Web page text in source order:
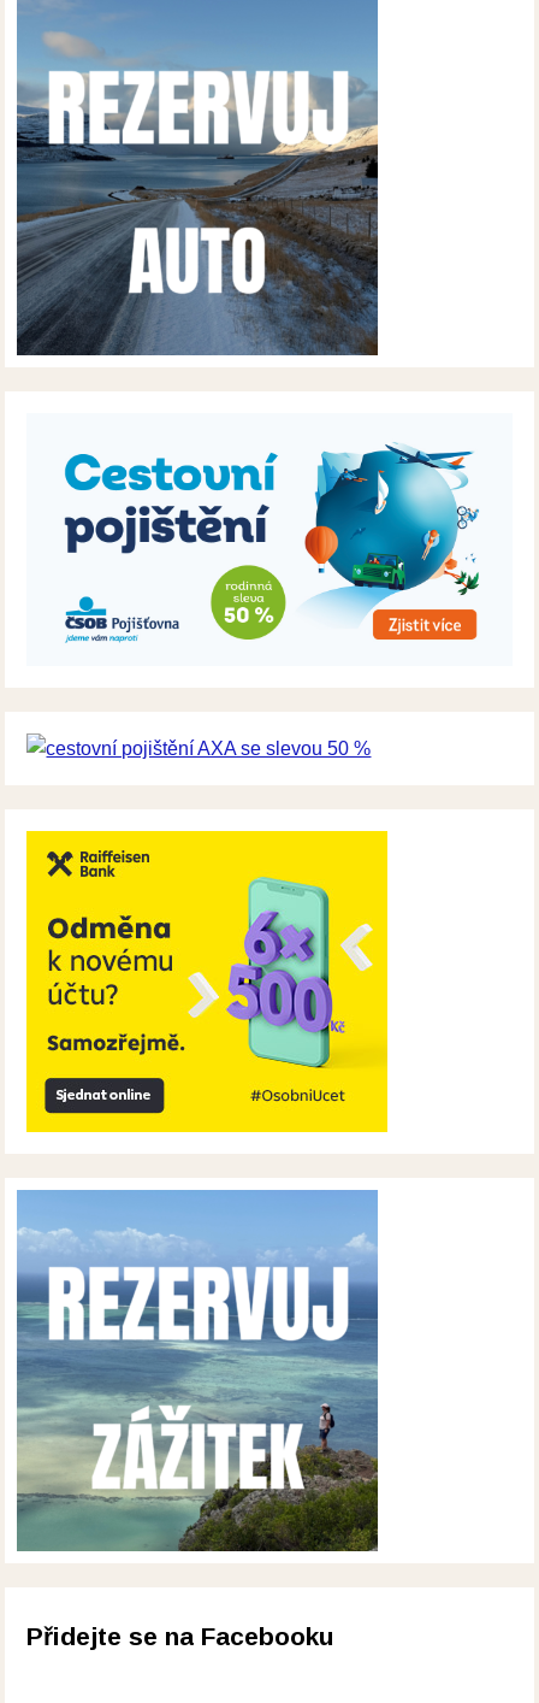
Přidejte se na Facebooku